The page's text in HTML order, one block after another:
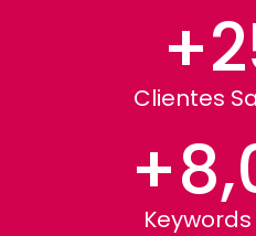
Clientes
+
+